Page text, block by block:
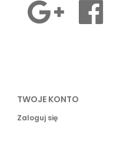
TWOJE KONTO
Zaloguj się